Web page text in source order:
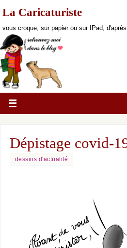
La Caricaturiste
vous croque, sur papier ou sur IPad,
Dépistage covid-
dessins d'actualité